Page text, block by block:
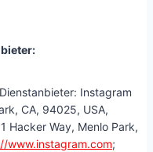
Instagram
CA, 94025, USA,
Hacker Way, Menlo Park,
www.instagram.com;